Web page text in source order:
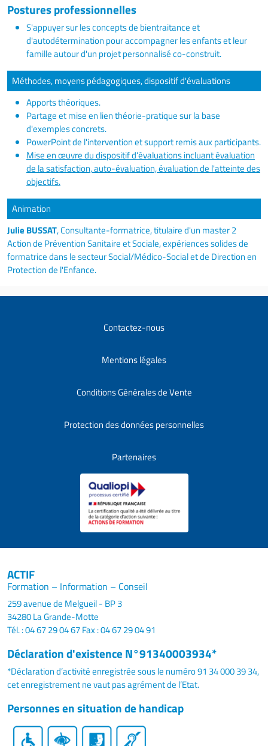
Postures professionnelles
S'appuyer sur les concepts de bientraitance et
d'autodétermination pour accompagner les enfants et leur
famille autour d'un projet personnalisé co-construit.
Méthodes, moyens pédagogiques, dispositif d'évaluations
Apports théoriques.
Partage et mise en lien théorie-pratique sur la base
d'exemples concrets.
PowerPoint de l'intervention et support remis aux participants.
Mise en œuvre du dispositif d'évaluations incluant évaluation
de la satisfaction, auto-évaluation, évaluation de l'atteinte des
objectifs.
Animation
Julie BUSSAT, Consultante-formatrice, titulaire d'un master 2
Action de Prévention Sanitaire et Sociale, expériences solides de
formatrice dans le secteur Social/Médico-Social et de Direction en
Protection de l'Enfance.
Contactez-nous
Mentions légales
Conditions Générales de Vente
Protection des données personnelles
Partenaires
ACTIF
Formation – Information – Conseil
259 avenue de Melgueil - BP 3
34280 La Grande-Motte
Tél. : 04 67 29 04 67Fax : 04 67 29 04 91
Déclaration d'existence N°91340003934*
*Déclaration d’activité enregistrée sous le numéro 91 34 000 39 34,
cet enregistrement ne vaut pas agrément de l’Etat.
Personnes en situation de handicap